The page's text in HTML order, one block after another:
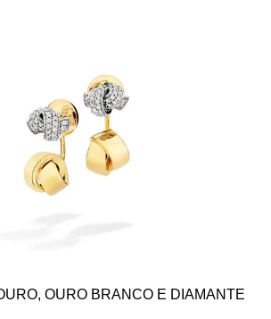
OURO BRANCO E DIAMANTE